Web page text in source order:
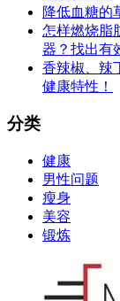
降低血糖的
怎样燃烧脂
器？找出有
香辣椒、辣
健康特性！
分类
健康
男性问题
瘦身
美容
锻炼